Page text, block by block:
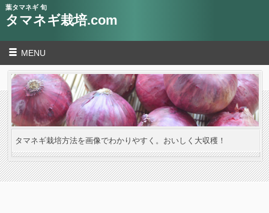
葉タマネギ 旬
タマネギ栽培.com
MENU
タマネギ栽培方法を画像でわかりやすく。おいしく大収穫！